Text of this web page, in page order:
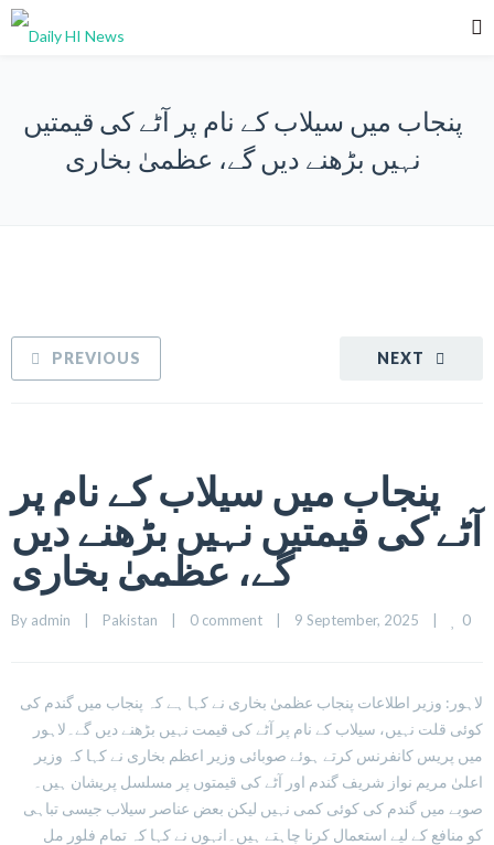
پنجاب میں سیلاب کے نام پر آٹے کی قیمتیں
نہیں بڑھنے دیں گے، عظمیٰ بخاری
NEXT
PREVIOUS
پنجاب میں سیلاب کے نام پر
آٹے کی قیمتیں نہیں بڑھنے دیں
گے، عظمیٰ بخاری
By admin Pakistan 0 comment 9 September, 2025 0
لاہور: وزیر اطلاعات پنجاب عظمیٰ بخاری نے کہا ہے کہ پنجاب میں گندم کی
کوئی قلت نہیں، سیلاب کے نام پر آٹے کی قیمت نہیں بڑھنے دیں گے۔لاہور
میں پریس کانفرنس کرتے ہوئے صوبائی وزیر اعظم بخاری نے کہا کہ وزیر
اعلیٰ مریم نواز شریف گندم اور آٹے کی قیمتوں پر مسلسل پریشان ہیں۔
صوبے میں گندم کی کوئی کمی نہیں لیکن بعض عناصر سیلاب جیسی تباہی
کو منافع کے لیے استعمال کرنا چاہتے ہیں۔انہوں نے کہا کہ تمام فلور مل